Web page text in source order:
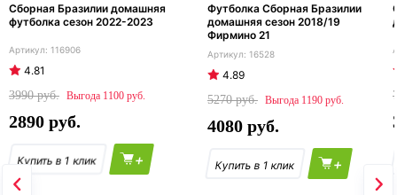
Сборная Бразилии домашняя
футболка сезон 2022-2023
116906
4.81
3990
1100
2890
+
Футболка Сборная Бразилии
домашняя сезон 2018/19
Фирмино 21
16528
4.89
5270
1190
4080
+